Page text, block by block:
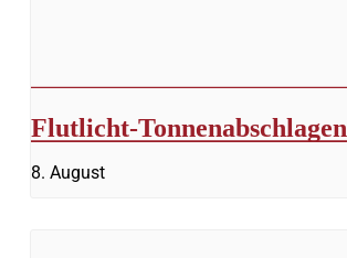
Flutlicht-Tonnenabschlagen
8. August